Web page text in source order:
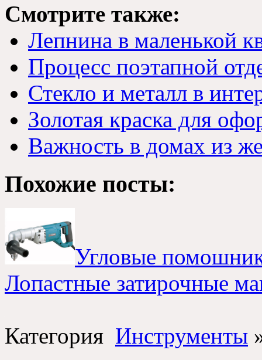
Смотрите также:
Лепнина в маленькой
Процесс поэтапной
Стекло и металл в
Золотая краска для
Важность в домах из
Похожие посты:
Угловые
Лопастные затирочные
Категория Инструменты